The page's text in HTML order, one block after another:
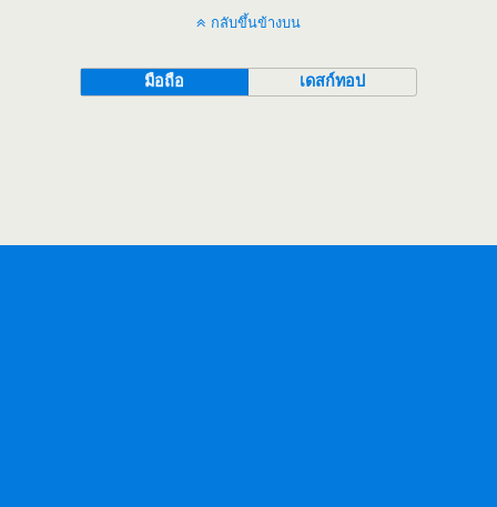
กลับขึ้นข้างบน
มือถือ เดสก์ทอป